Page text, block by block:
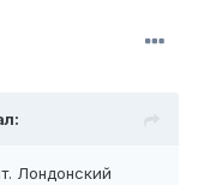
Лондонский